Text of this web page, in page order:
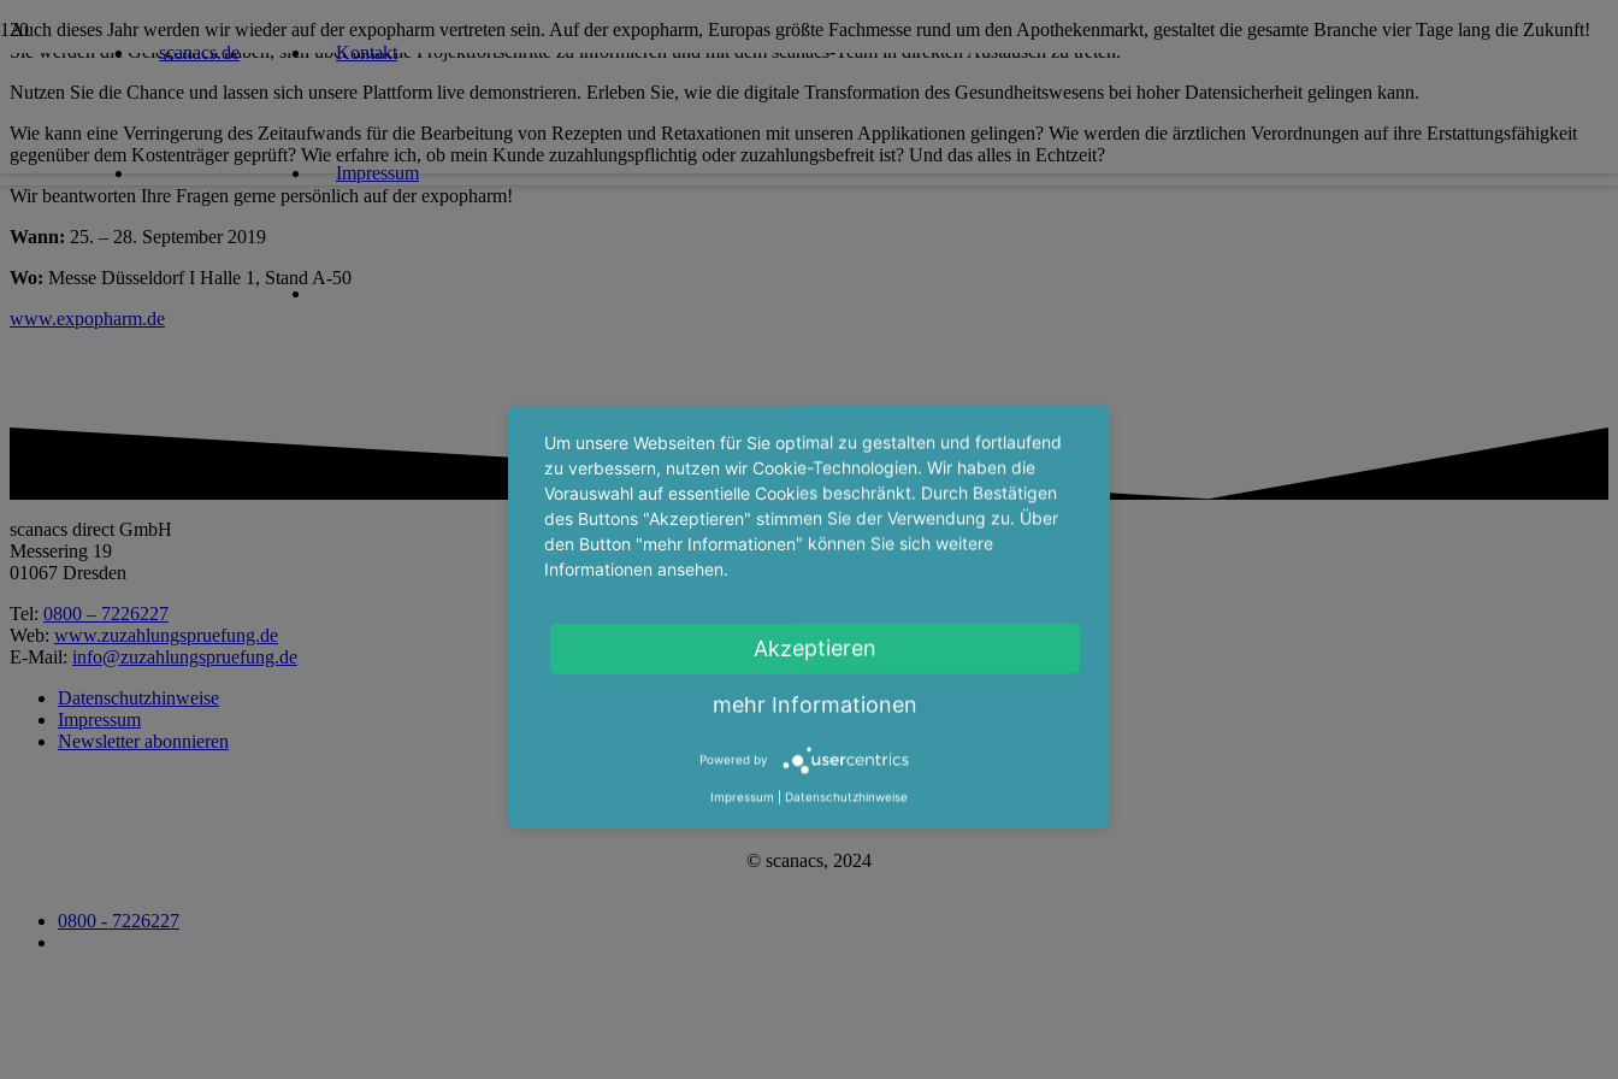
scanacs.de Kontakt
Impressum
Auch dieses Jahr werden wir wieder auf der expopharm vertreten sein. Auf der expopharm, Europas größte Fachmesse rund um den Apothekenmarkt, gestaltet die gesamte Branche vier Tage lang die Zukunft!
Sie werden die Gelegenheit haben, sich über aktuelle Projektfortschritte zu informieren und mit dem scanacs-Team in direkten Austausch zu treten.
Nutzen Sie die Chance und lassen sich unsere Plattform live demonstrieren. Erleben Sie, wie die digitale Transformation des Gesundheitswesens bei hoher Datensicherheit gelingen kann.
Wie kann eine Verringerung des Zeitaufwands für die Bearbeitung von Rezepten und Retaxationen mit unseren Applikationen gelingen? Wie werden die ärztlichen Verordnungen auf ihre Erstattungsfähigkeit
gegenüber dem Kostenträger geprüft? Wie erfahre ich, ob mein Kunde zuzahlungspflichtig oder zuzahlungsbefreit ist? Und das alles in Echtzeit?
Wir beantworten Ihre Fragen gerne persönlich auf der expopharm!
Wann: 25. – 28. September 2019
Wo: Messe Düsseldorf I Halle 1, Stand A-50
www.expopharm.de
scanacs direct GmbH
Messering 19
01067 Dresden
Tel: 0800 – 7226227
Web: www.zuzahlungspruefung.de
E-Mail: info@zuzahlungspruefung.de
Datenschutzhinweise
Impressum
Newsletter abonnieren
© scanacs, 2024
0800 - 7226227
Um unsere Webseiten für Sie optimal zu gestalten und fortlaufend
zu verbessern, nutzen wir Cookie-Technologien. Wir haben die
Vorauswahl auf essentielle Cookies beschränkt. Durch Bestätigen
des Buttons "Akzeptieren" stimmen Sie der Verwendung zu. Über
den Button "mehr Informationen" können Sie sich weitere
Informationen ansehen.
Akzeptieren
mehr Informationen
Powered by
Impressum Datenschutzhinweise